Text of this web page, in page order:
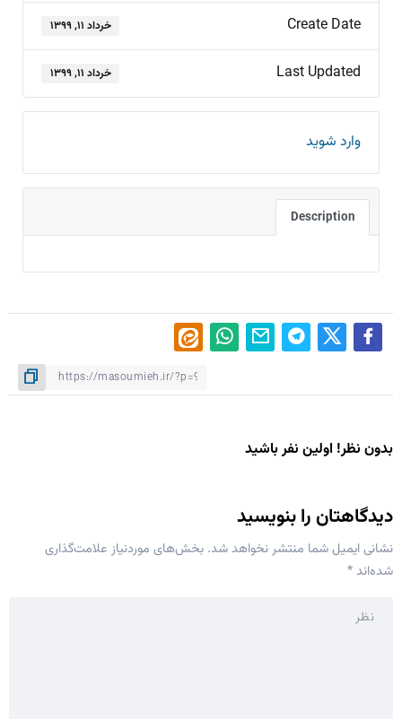
Create Date خرداد ۱۱, ۱۳۹۹
Last Updated خرداد ۱۱, ۱۳۹۹
وارد شوید
Description
بدون نظر! اولین نفر باشید
دیدگاهتان را بنویسید
نشانی ایمیل شما منتشر نخواهد شد. بخش‌های موردنیاز علامت‌گذاری
شده‌اند*